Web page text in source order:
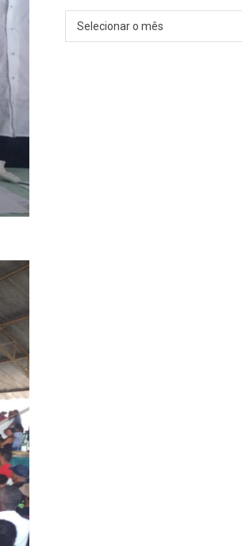
Selecionar o mês